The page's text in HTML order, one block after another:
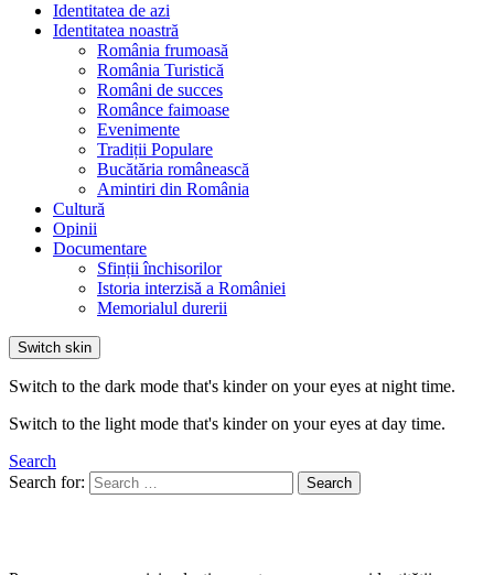
Identitatea de azi
Identitatea noastră
România frumoasă
România Turistică
Români de succes
Românce faimoase
Evenimente
Tradiții Populare
Bucătăria românească
Amintiri din România
Cultură
Opinii
Documentare
Sfinții închisorilor
Istoria interzisă a României
Memorialul durerii
Switch skin
Switch to the dark mode that's kinder on your eyes at night time.
Switch to the light mode that's kinder on your eyes at day time.
Search
Search for:
Search